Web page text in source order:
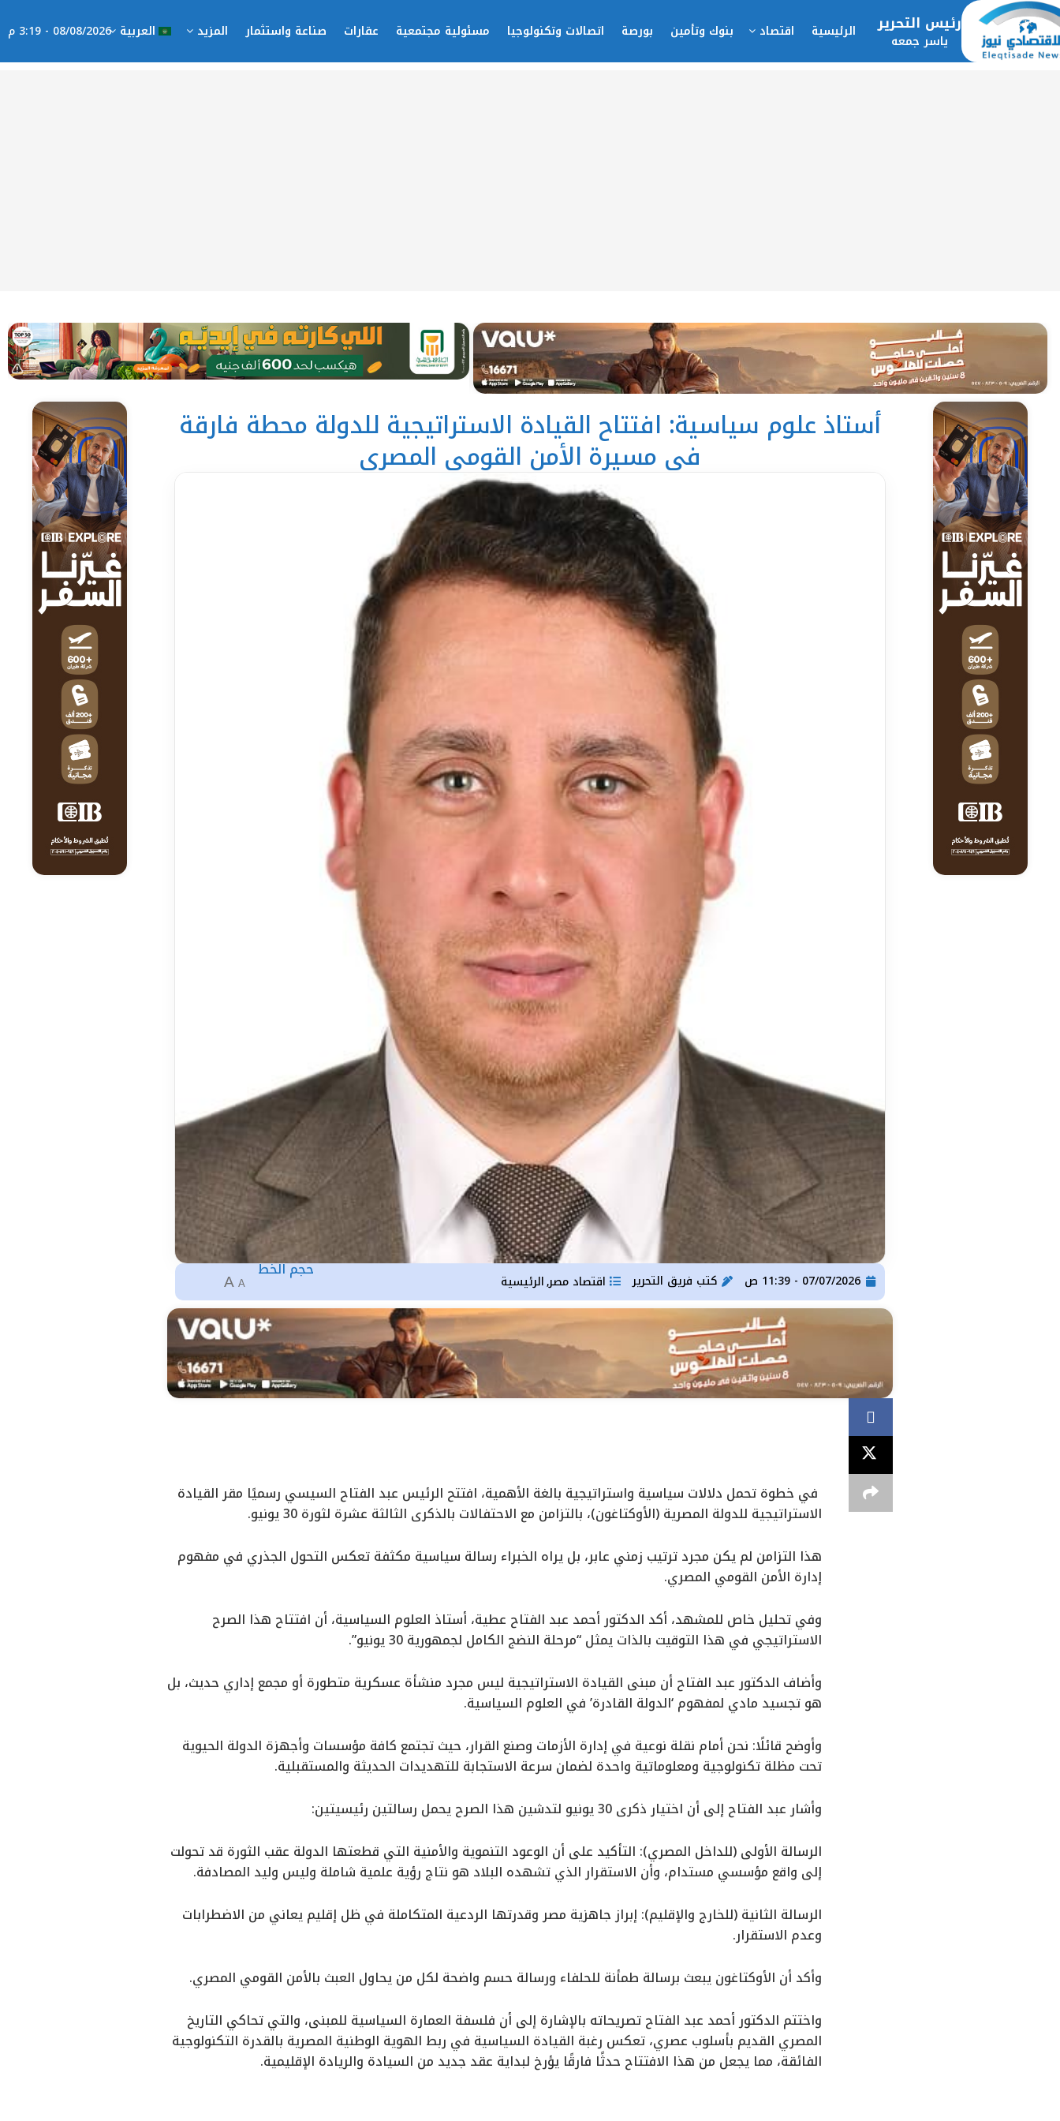
رئيس التحرير
ياسر جمعه الرئيسية اقتصاد بنوك وتأمين بورصة اتصالات وتكنولوجيا مسئولية مجتمعية عقارات صناعة واستثمار المزيد العربية 08/08/2026 - 3:19 م
أستاذ علوم سياسية: افتتاح القيادة الاستراتيجية للدولة محطة فارقة
في مسيرة الأمن القومي المصري
07/07/2026 - 11:39 ص كتب فريق التحرير اقتصاد مصر, الرئيسية
حجم الخط
A
A
​ في خطوة تحمل دلالات سياسية واستراتيجية بالغة الأهمية، افتتح الرئيس عبد الفتاح السيسي رسميًا مقر القيادة
الاستراتيجية للدولة المصرية (الأوكتاغون)، بالتزامن مع الاحتفالات بالذكرى الثالثة عشرة لثورة 30 يونيو.
هذا التزامن لم يكن مجرد ترتيب زمني عابر، بل يراه الخبراء رسالة سياسية مكثفة تعكس التحول الجذري في مفهوم
إدارة الأمن القومي المصري.
​وفي تحليل خاص للمشهد، أكد الدكتور أحمد عبد الفتاح عطية، أستاذ العلوم السياسية، أن افتتاح هذا الصرح
الاستراتيجي في هذا التوقيت بالذات يمثل “مرحلة النضج الكامل لجمهورية 30 يونيو”.
​وأضاف الدكتور عبد الفتاح أن مبنى القيادة الاستراتيجية ليس مجرد منشأة عسكرية متطورة أو مجمع إداري حديث، بل
هو تجسيد مادي لمفهوم ‘الدولة القادرة’ في العلوم السياسية.
وأوضح قائلًا: نحن أمام نقلة نوعية في إدارة الأزمات وصنع القرار، حيث تجتمع كافة مؤسسات وأجهزة الدولة الحيوية
تحت مظلة تكنولوجية ومعلوماتية واحدة لضمان سرعة الاستجابة للتهديدات الحديثة والمستقبلية.
​وأشار عبد الفتاح إلى أن اختيار ذكرى 30 يونيو لتدشين هذا الصرح يحمل رسالتين رئيسيتين:
​الرسالة الأولى (للداخل المصري): التأكيد على أن الوعود التنموية والأمنية التي قطعتها الدولة عقب الثورة قد تحولت
إلى واقع مؤسسي مستدام، وأن الاستقرار الذي تشهده البلاد هو نتاج رؤية علمية شاملة وليس وليد المصادفة.
​الرسالة الثانية (للخارج والإقليم): إبراز جاهزية مصر وقدرتها الردعية المتكاملة في ظل إقليم يعاني من الاضطرابات
وعدم الاستقرار.
وأكد أن الأوكتاغون يبعث برسالة طمأنة للحلفاء ورسالة حسم واضحة لكل من يحاول العبث بالأمن القومي المصري.
​واختتم الدكتور أحمد عبد الفتاح تصريحاته بالإشارة إلى أن فلسفة العمارة السياسية للمبنى، والتي تحاكي التاريخ
المصري القديم بأسلوب عصري، تعكس رغبة القيادة السياسية في ربط الهوية الوطنية المصرية بالقدرة التكنولوجية
الفائقة، مما يجعل من هذا الافتتاح حدثًا فارقًا يؤرخ لبداية عقد جديد من السيادة والريادة الإقليمية.